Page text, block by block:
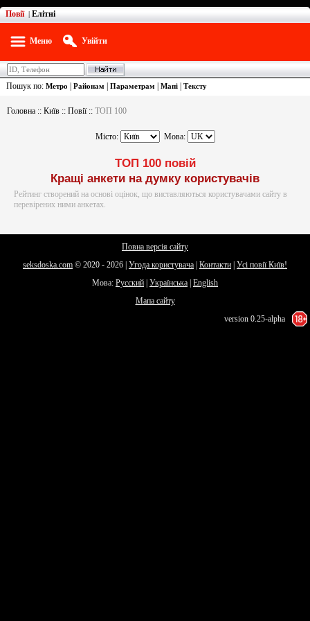
Повії | Елітні
Меню Увійти
Пошук по: Метро Районам Параметрам Мапі| Тексту
Головна :: Київ :: Повії :: ТОП 100
Місто: Мова:
ТОП 100 повій
Кращі анкети на думку користувачів
Рейтинг створений на основі оцінок, що виставляються користувачами сайту в
перевірених ними анкетах.
Повна версія сайту
seksdoska.com © 2020 - 2026 | Угода користувача Контакти Усі повії Київ!
Мова: Русский Українська English
Мапа сайту
version 0.25-alpha